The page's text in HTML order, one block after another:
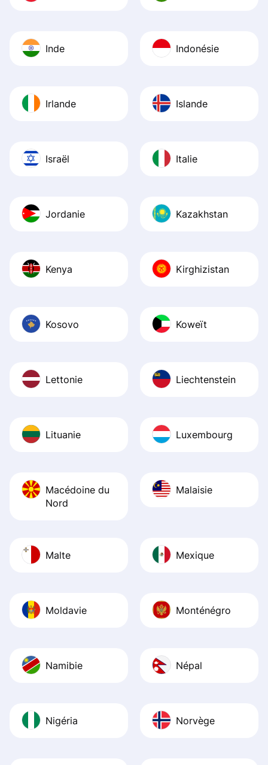
Inde Indonésie
Irlande Islande
Israël Italie
Jordanie Kazakhstan
Kenya Kirghizistan
Kosovo Koweït
Lettonie Liechtenstein
Lituanie Luxembourg
Macédoine du
Nord
Malaisie
Malte Mexique
Moldavie Monténégro
Namibie Népal
Nigéria Norvège